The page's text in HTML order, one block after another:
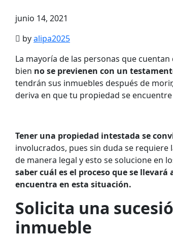
junio 14, 2021
byalipa2025
La mayoría de las personas que
bien no se previenen con un
tendrán sus inmuebles después de
deriva en que tu propiedad se
Tener una propiedad intestada se
involucrados, pues sin duda se
de manera legal y esto se solucione en
saber cuál es el proceso que se
encuentra en esta situación.
Solicita una
inmueble